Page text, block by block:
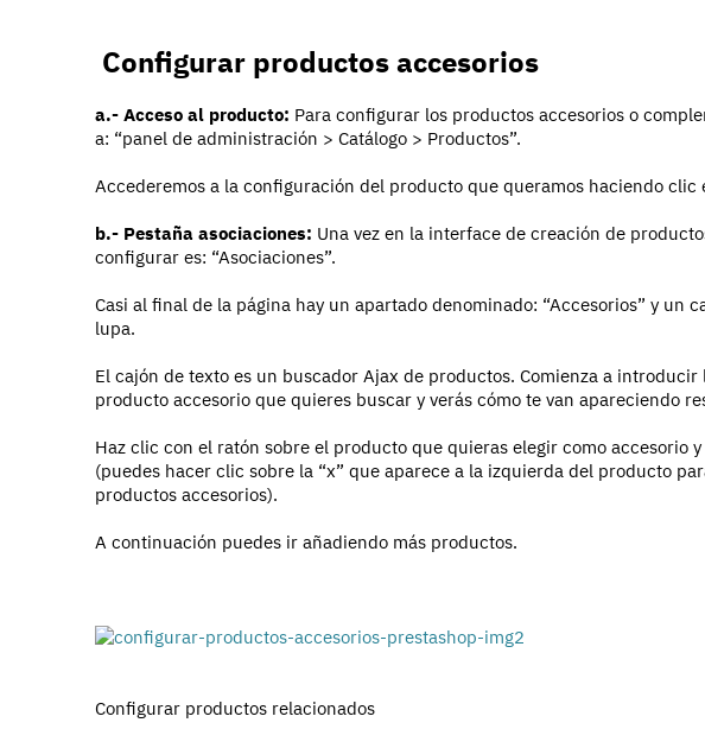
Configurar productos accesorios
a.- Acceso al producto: Para configurar los productos accesorios o
a: “panel de administración > Catálogo > Productos”.
Accederemos a la configuración del producto que queramos haciendo clic
b.- Pestaña asociaciones: Una vez en la interface de creación de
configurar es: “Asociaciones”.
Casi al final de la página hay un apartado denominado: “Accesorios” y un
lupa.
El cajón de texto es un buscador Ajax de productos. Comienza a
producto accesorio que quieres buscar y verás cómo te van apareciendo
Haz clic con el ratón sobre el producto que quieras elegir como accesorio
(puedes hacer clic sobre la “x” que aparece a la izquierda del producto
productos accesorios).
A continuación puedes ir añadiendo más productos.
Configurar productos relacionados